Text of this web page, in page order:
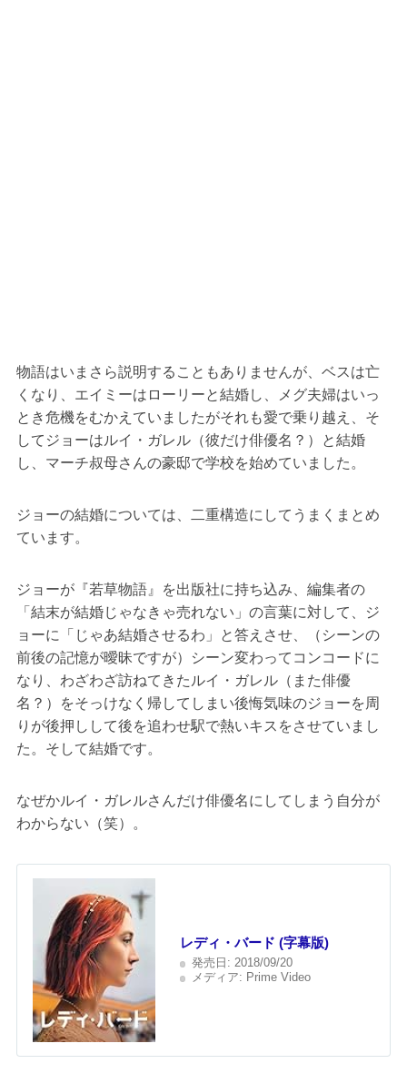
物語はいまさら説明することもありませんが、ベスは亡
くなり、エイミーはローリーと結婚し、メグ夫婦はいっ
とき危機をむかえていましたがそれも愛で乗り越え、そ
してジョーはルイ・ガレル（彼だけ俳優名？）と結婚
し、マーチ叔母さんの豪邸で学校を始めていました。
ジョーの結婚については、二重構造にしてうまくまとめ
ています。
ジョーが『若草物語』を出版社に持ち込み、編集者の
「結末が結婚じゃなきゃ売れない」の言葉に対して、ジ
ョーに「じゃあ結婚させるわ」と答えさせ、（シーンの
前後の記憶が曖昧ですが）シーン変わってコンコードに
なり、わざわざ訪ねてきたルイ・ガレル（また俳優
名？）をそっけなく帰してしまい後悔気味のジョーを周
りが後押しして後を追わせ駅で熱いキスをさせていまし
た。そして結婚です。
なぜかルイ・ガレルさんだけ俳優名にしてしまう自分が
わからない（笑）。
レディ・バード (字幕版)
発売日: 2018/09/20
メディア: Prime Video